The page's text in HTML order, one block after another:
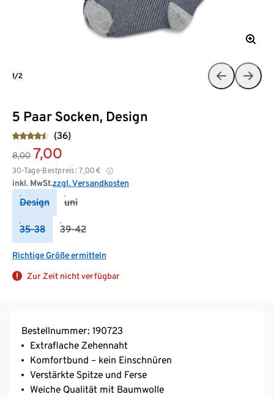
5 Paar Socken, Design
(36)
8,00 7,00
30-Tage-Bestpreis: 7,00 €
inkl. MwSt.zzgl. Versandkosten
Design uni
35-38 39-42
Richtige Größe ermitteln
Zur Zeit nicht verfügbar
1/2
Bestellnummer: 190723
Extraflache Zehennaht
Komfortbund – kein Einschnüren
Verstärkte Spitze und Ferse
Weiche Qualität mit Baumwolle